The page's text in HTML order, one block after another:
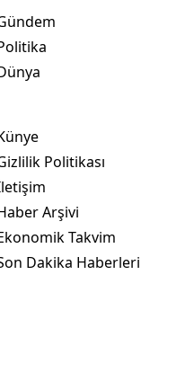
Politikası
Arşivi
Takvim
Dakika Haberleri